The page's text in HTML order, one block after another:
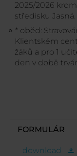
2025/2026
středisku Jasná.
* oběd:
Klientském
žáků a pro 1
den v době
FORMULÁR
download